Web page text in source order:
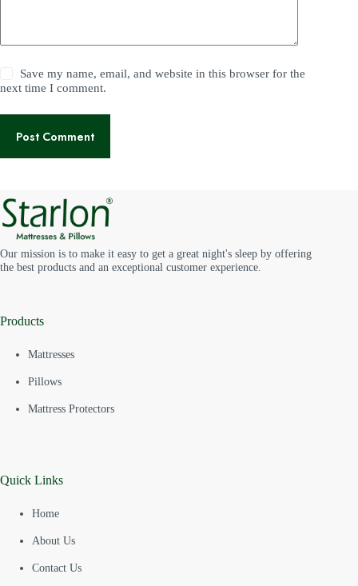
Save my name, email, and website in this browser for the
next time I comment.
Post Comment
Our mission is to make it easy to get a great night's sleep by offering
the best products and an exceptional customer experience.
Products
Mattresses
Pillows
Mattress Protectors
Quick Links
Home
About Us
Contact Us